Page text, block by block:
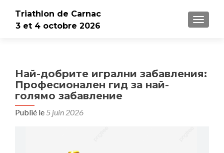
Triathlon de Carnac
3 et 4 octobre 2026
Най-добрите игрални забавления:
Професионален гид за най-
голямо забавление
Publié le 5 juin 2026